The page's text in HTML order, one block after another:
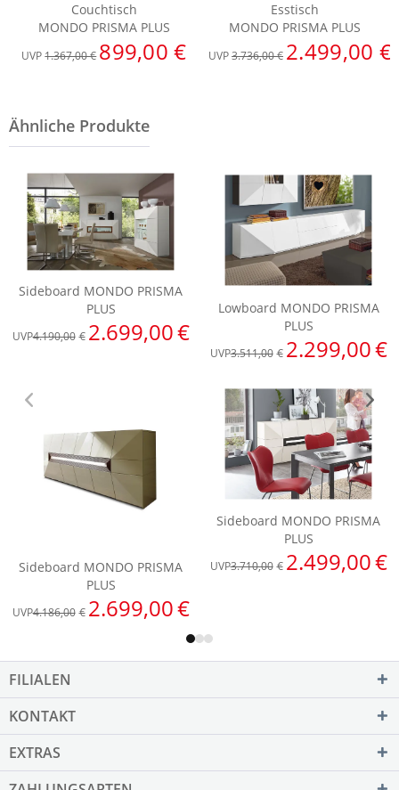
Couchtisch
MONDO PRISMA PLUS
UVP1.367,00 € 899,00 €
Esstisch
MONDO PRISMA PLUS
UVP3.736,00 € 2.499,00 €
FILIALEN
KONTAKT
EXTRAS